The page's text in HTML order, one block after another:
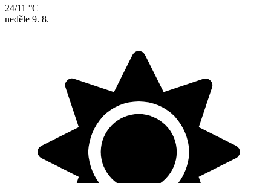
24/11 °C
neděle 9. 8.